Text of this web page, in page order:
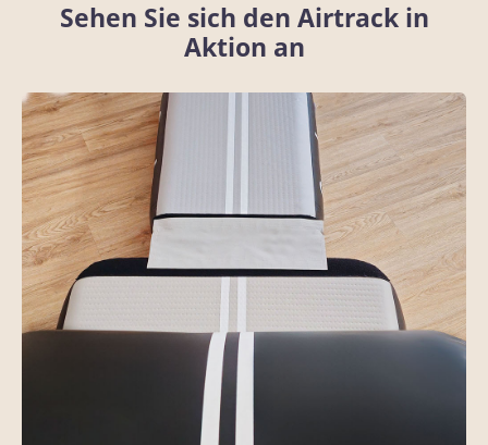
Sehen Sie sich den Airtrack in
Aktion an